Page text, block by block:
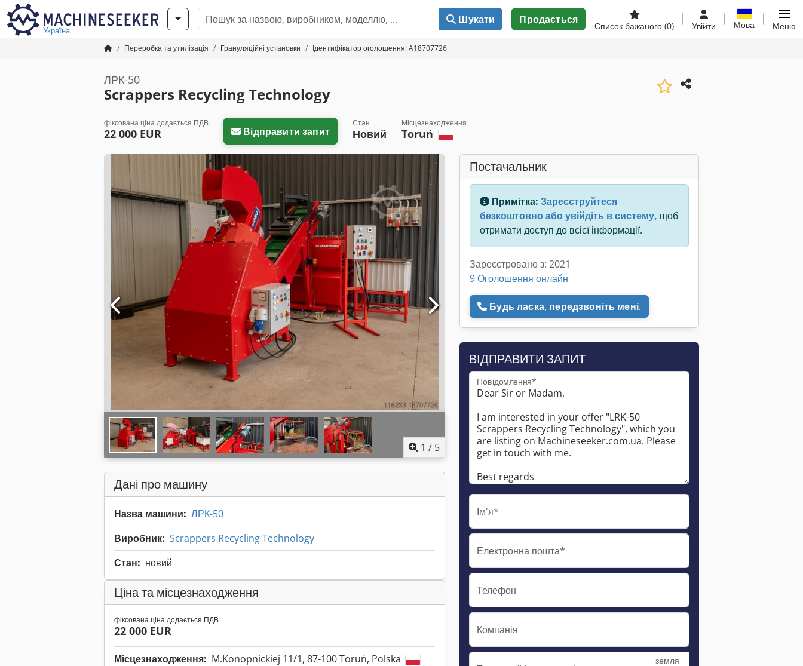
Україна
Шукати Продається
Список бажаного (0) Увійти Мова Меню
Переробка та утилізація Грануляційні установки Ідентифікатор оголошення: A18707726
ЛРК-50
Scrappers Recycling Technology
фіксована ціна додається ПДВ
22 000 EUR Відправити запит
Стан
Новий
Місцезнаходження
Toruń
1 / 5
Дані про машину
Назва машини: ЛРК-50
Виробник: Scrappers Recycling Technology
Стан: новий
Ціна та місцезнаходження
фіксована ціна додається ПДВ
22 000 EUR
Місцезнаходження: M.Konopnickiej 11/1, 87-100 Toruń, Polska
Постачальник
Примітка: Зареєструйтеся
безкоштовно або увійдіть в систему, щоб
отримати доступ до всієї інформації.
Зареєстровано з: 2021
9 Оголошення онлайн
Будь ласка, передзвоніть мені.
ВІДПРАВИТИ ЗАПИТ
Повідомлення*
Ім'я*
Електронна пошта*
Телефон
Компанія
земля